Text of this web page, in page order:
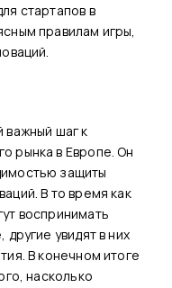
стартапов в
правилам игры,
рынка в Европе. Он
защиты
В то время как
воспринимать
увидят в них
В конечном итоге
насколько